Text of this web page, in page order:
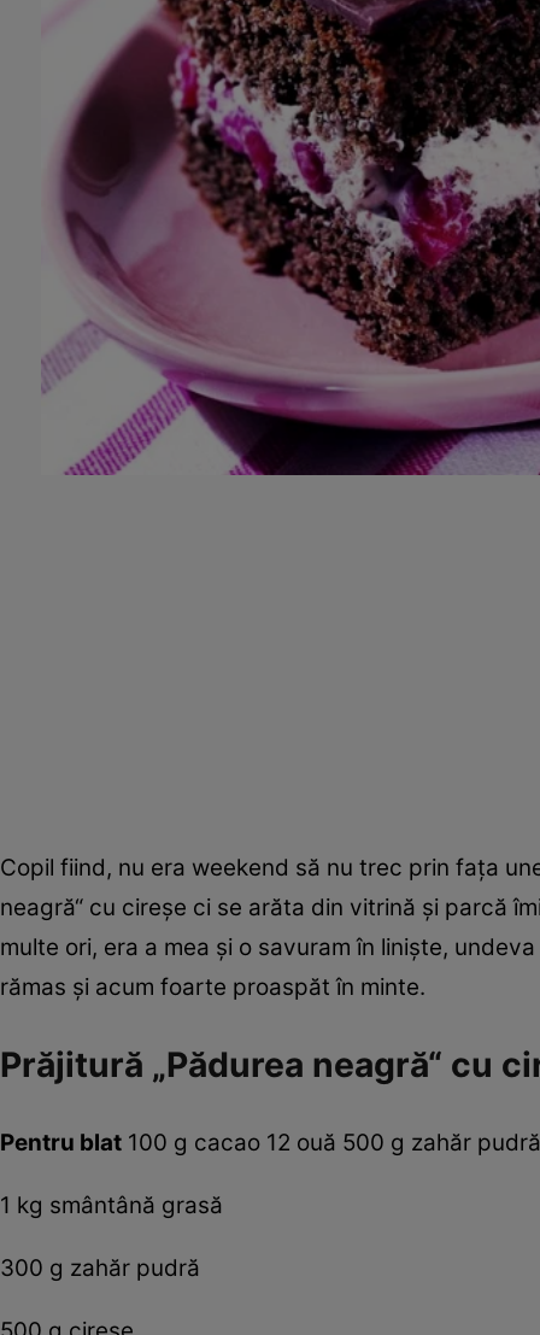
Copil fiind, nu era weekend să nu trec prin faţa
neagră“ cu cireşe ci se arăta din vitrină şi parcă
multe ori, era a mea şi o savuram în linişte,
rămas şi acum foarte proaspăt în minte.
Prăjitură „Pădurea neagră“ cu
Pentru blat 100 g cacao 12 ouă 500 g zahăr
1 kg smântână grasă
300 g zahăr pudră